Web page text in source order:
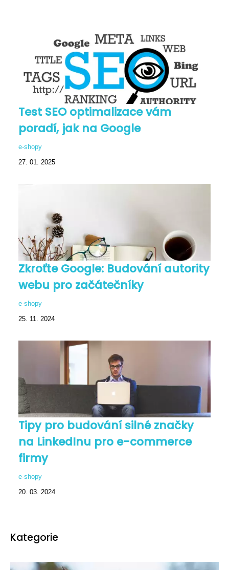
Test SEO optimalizace vám
poradí, jak na Google
e-shopy
27. 01. 2025
Zkroťte Google: Budování autority
webu pro začátečníky
e-shopy
25. 11. 2024
Tipy pro budování silné značky
na LinkedInu pro e-commerce
firmy
e-shopy
20. 03. 2024
Kategorie